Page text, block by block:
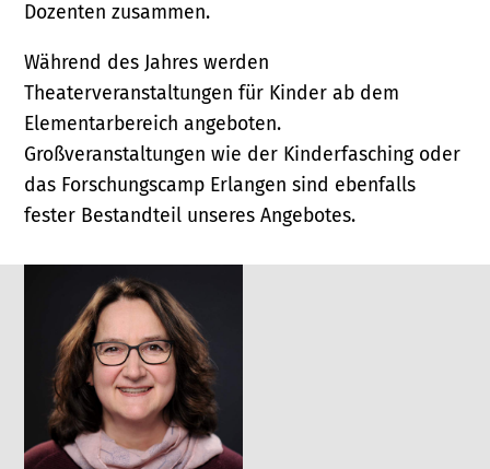
Dozenten zusammen.
Während des Jahres werden
Theaterveranstaltungen für Kinder ab dem
Elementarbereich angeboten.
Großveranstaltungen wie der Kinderfasching oder
das Forschungscamp Erlangen sind ebenfalls
fester Bestandteil unseres Angebotes.